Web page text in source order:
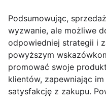
Podsumowując,
wyzwanie, ale możliwe
odpowiedniej strategii i
powyższym
promować swoje
klientów, zapewniając
satysfakcję z zakupu.